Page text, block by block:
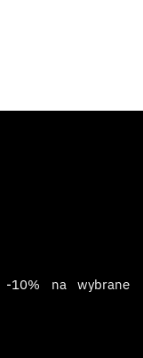
-10% na wybrane